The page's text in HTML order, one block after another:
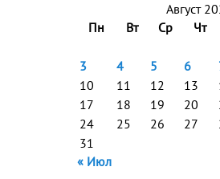
Август
Пн
Вт Ср Чт
3
4 5 6
10
11 12 13
17
18 19 20
24
25 26 27
31
« Июл